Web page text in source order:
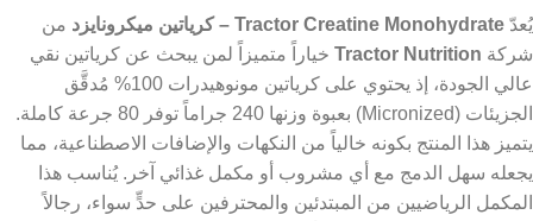
يُعدّ Tractor Creatine Monohydrate – كرياتين ميكرونايزد
من
شركة Tractor Nutrition خياراً متميزاً لمن يبحث عن كرياتين نقي
عالي الجودة، إذ يحتوي على كرياتين مونوهيدرات 100% مُدقَّق
الجزيئات (Micronized) بعبوة وزنها 240 جراماً توفر 80 جرعة كاملة.
يتميز هذا المنتج بكونه خالياً من النكهات والإضافات الاصطناعية، مما
يجعله سهل الدمج مع أي مشروب أو مكمل غذائي آخر. يُناسب هذا
المكمل الرياضيين من المبتدئين والمحترفين على حدٍّ سواء، رجالاً